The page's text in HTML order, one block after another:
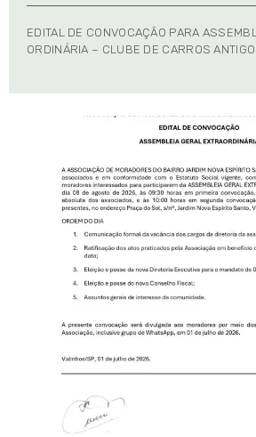
EDITAL DE CONVOCAÇÃO PARA
ORDINÁRIA – CLUBE DE CARROS